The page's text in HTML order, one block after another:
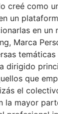
creé como
un
en
Marca
dirigido
que
el
mayor